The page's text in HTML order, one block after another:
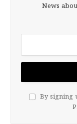
News
By signing